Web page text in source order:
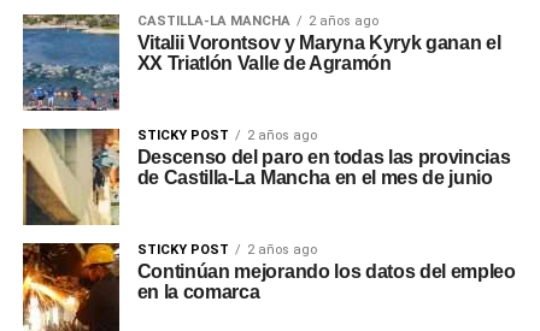
CASTILLA-LA MANCHA 2 años ago
Vitalii Vorontsov y Maryna Kyryk ganan el
XX Triatlón Valle de Agramón
STICKY POST 2 años ago
Descenso del paro en todas las provincias
de Castilla-La Mancha en el mes de junio
STICKY POST 2 años ago
Continúan mejorando los datos del empleo
en la comarca